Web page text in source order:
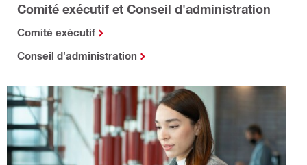
Comité exécutif et Conseil d'administration
Comité exécutif
Conseil d'administration